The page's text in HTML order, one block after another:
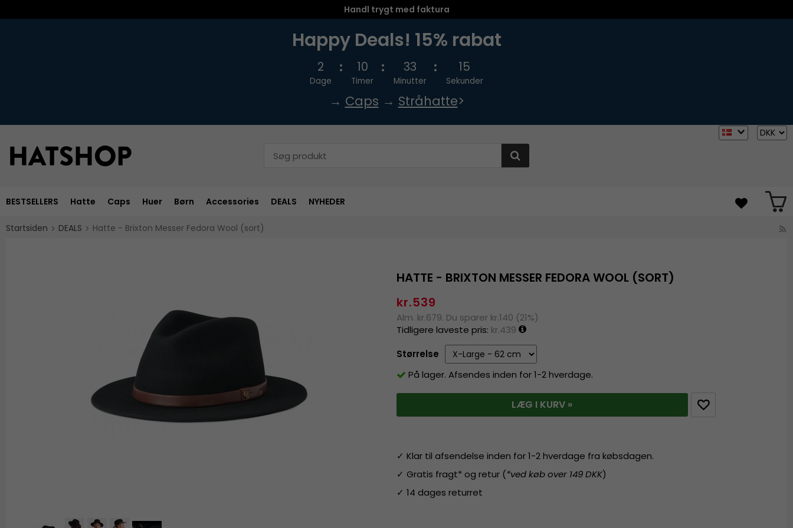
Handl trygt med faktura
Happy Deals! 15% rabat
2
Dage
10
Timer
33
Minutter
15
Sekunder
→ Caps → Stråhatte>
BESTSELLERS Hatte Caps Huer Børn Accessories DEALS NYHEDER
Startsiden DEALS Hatte - Brixton Messer Fedora Wool (sort)
HATTE - BRIXTON MESSER FEDORA WOOL (SORT)
kr.539
Alm. kr.679. Du sparer kr.140 (21%)
Tidligere laveste pris: kr.439
Størrelse
På lager. Afsendes inden for 1-2 hverdage.
LÆG I KURV »
✓ Klar til afsendelse inden for 1-2 hverdage fra købsdagen.
✓ Gratis fragt* og retur (*ved køb over 149 DKK)
✓ 14 dages returret